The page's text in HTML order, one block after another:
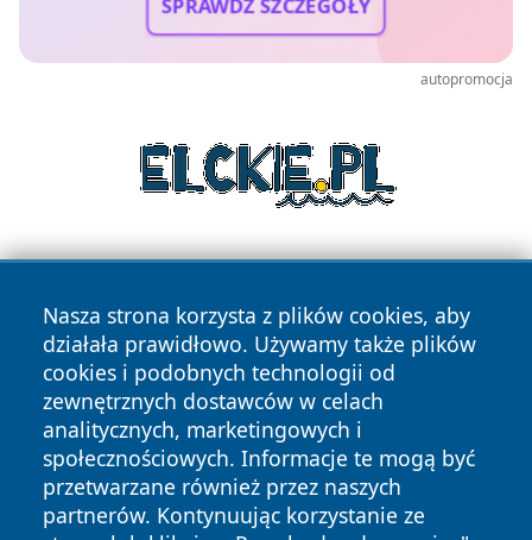
SPRAWDŹ SZCZEGÓŁY
autopromocja
Nasza strona korzysta z plików cookies, aby
działała prawidłowo. Używamy także plików
cookies i podobnych technologii od
zewnętrznych dostawców w celach
analitycznych, marketingowych i
społecznościowych. Informacje te mogą być
przetwarzane również przez naszych
partnerów. Kontynuując korzystanie ze
Copyright © 2026 portalzielonagora.pl Wszystkie prawa
zastrzeżone.
News Autorzy
Polityka
Polityka